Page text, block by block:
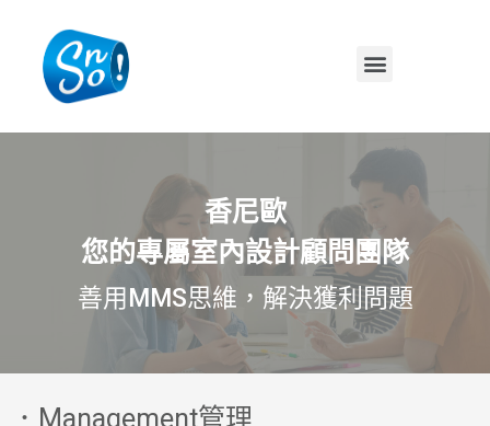
香尼歐
您的專屬室內設計顧問團隊
善用MMS思維，解決獲利問題
．Management管理